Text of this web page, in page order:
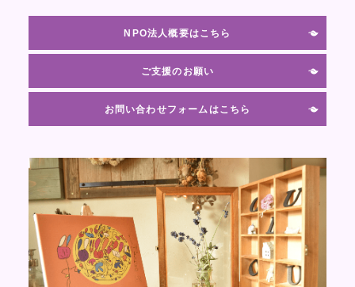
NPO法人概要はこちら
ご支援のお願い
お問い合わせフォームはこちら